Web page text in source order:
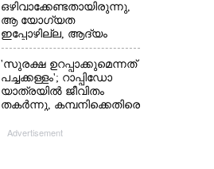
ഒഴിവാക്കേണ്ടതായിരുന്നു,​
ആ യോഗ്യത
ഇപ്പോഴില്ല, ആദ്യം
എല്ലാം പഠിക്കട്ടെ';
നിർദേശവുമായി മുൻ
ക്രിക്കറ്റ് താരം
'സുരക്ഷ ഉറപ്പാക്കുമെന്നത്
പച്ചക്കള്ളം'; റാപ്പിഡോ
യാത്രയിൽ ജീവിതം
തകർന്നു, കമ്പനിക്കെതിരെ
Advertisement